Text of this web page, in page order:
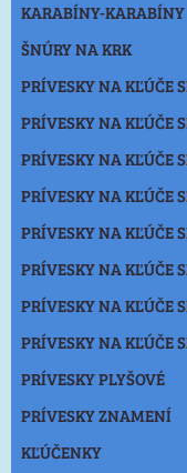
KARABÍNY-KARABÍNY
ŠNÚRY NA KRK
PRÍVESKY NA KĽÚČE
PRÍVESKY NA KĽÚČE
PRÍVESKY NA KĽÚČE
PRÍVESKY NA KĽÚČE
PRÍVESKY NA KĽÚČE
PRÍVESKY NA KĽÚČE
PRÍVESKY NA KĽÚČE
PRÍVESKY NA KĽÚČE
PRÍVESKY PLYŠOVÉ
PRÍVESKY ZNAMENÍ
KĽÚČENKY